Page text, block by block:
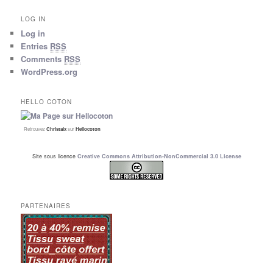
LOG IN
Log in
Entries RSS
Comments RSS
WordPress.org
HELLO COTON
RetrouvezChristalxsurHellocoton
Site sous licence Creative Commons Attribution-NonCommercial 3.0 License
PARTENAIRES